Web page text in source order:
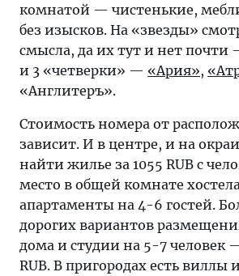
комнатой — чистенькие,
без изысков. На «звезды»
смысла, да их тут и нет
и 3 «четверки» — «Ария»,
«Англитеръ».
Стоимость номера от
зависит. И в центре, и на
найти жилье за 1055 RUB с
место в общей комнате
апартаменты на 4-6 гостей.
дорогих вариантов
дома и студии на 5-7 человек
RUB. В пригородах есть виллы